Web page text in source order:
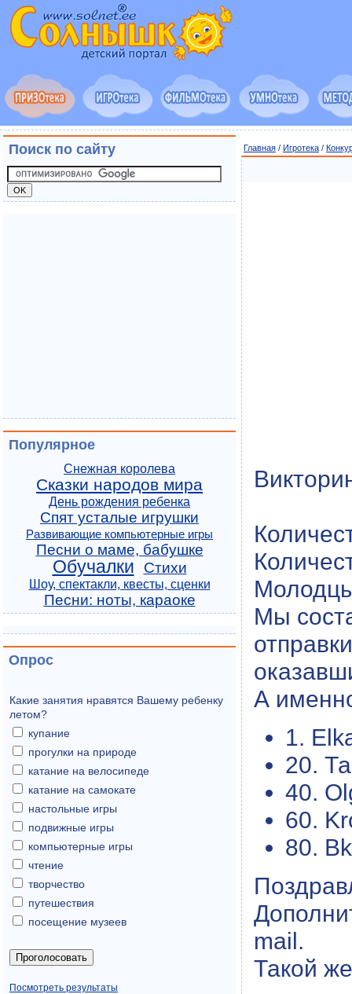
Главная / Игротека /
Мы
А
1.
20.
40.
60.
80.
mail.
Такой
Поиск по сайту
Популярное
Снежная королева
Сказки народов мира
День рождения ребенка
Спят усталые игрушки
Развивающие компьютерные игры
Песни о маме, бабушке
Обучалки Стихи
Шоу, спектакли, квесты, сценки
Песни: ноты, караоке
Опрос
Какие занятия нравятся Вашему ребенку
летом?
купание
прогулки на природе
катание на велосипеде
катание на самокате
настольные игры
подвижные игры
компьютерные игры
чтение
творчество
путешествия
посещение музеев
Посмотреть результаты